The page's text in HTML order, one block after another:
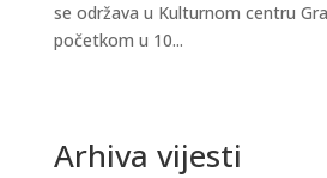
se održava u Kulturnom centru
početkom u 10...
Arhiva vijesti